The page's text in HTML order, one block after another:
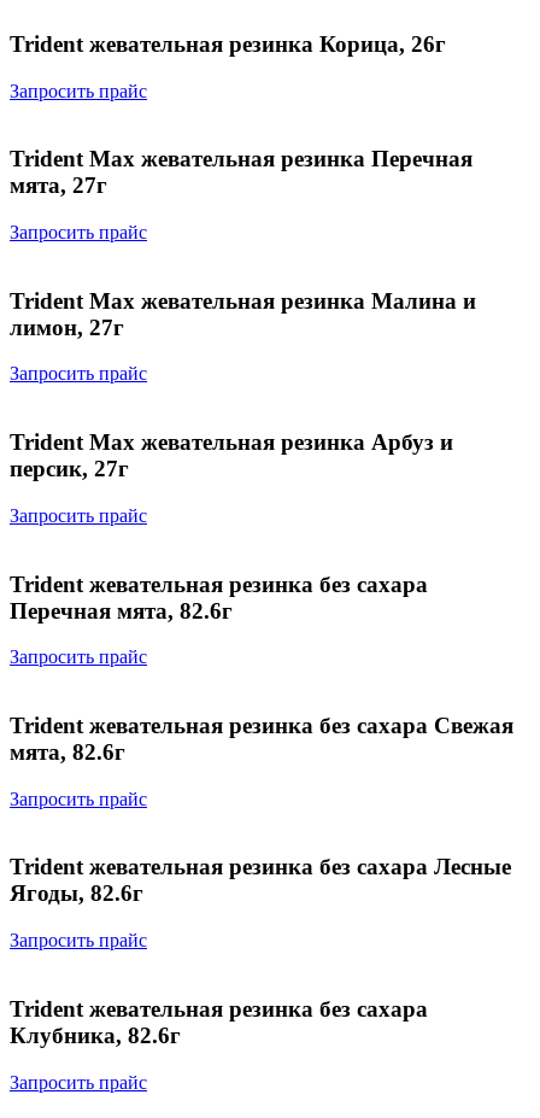
Trident жевательная резинка Корица, 26г
Запросить прайс
Trident Max жевательная резинка Перечная
мята, 27г
Запросить прайс
Trident Max жевательная резинка Малина и
лимон, 27г
Запросить прайс
Trident Max жевательная резинка Арбуз и
персик, 27г
Запросить прайс
Trident жевательная резинка без сахара
Перечная мята, 82.6г
Запросить прайс
Trident жевательная резинка без сахара Свежая
мята, 82.6г
Запросить прайс
Trident жевательная резинка без сахара Лесные
Ягоды, 82.6г
Запросить прайс
Trident жевательная резинка без сахара
Клубника, 82.6г
Запросить прайс